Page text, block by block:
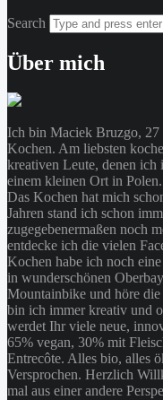
Search
Über mich
Ich bin Maciek Bruzgo, 27
Kochen. Am liebsten
kreativen Leute, denen ich
einem kleinen Ort in
Das Kochen hat mich
Jahren stand ich schon
zugegebenermaßen noch
entdecke ich die vielen
Kochen habe ich noch
in wunderschönen
Mountainbike und höre
bin ich immer kreativ und
werdet Ihr viele neue,
65% vegan, 30% mit
Entrecôte. Alles bio, alles
Versprochen. Herzlich
mal aus einer andere